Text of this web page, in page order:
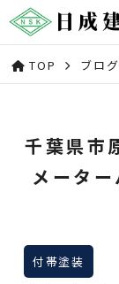
TOP ブログ
千葉県市
メータ
付帯塗装